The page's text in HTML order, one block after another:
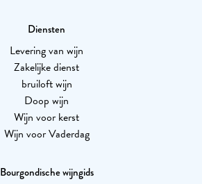
Diensten
Levering van wijn
Zakelijke dienst
bruiloft wijn
Doop wijn
Wijn voor kerst
Wijn voor Vaderdag
Bourgondische wijngids